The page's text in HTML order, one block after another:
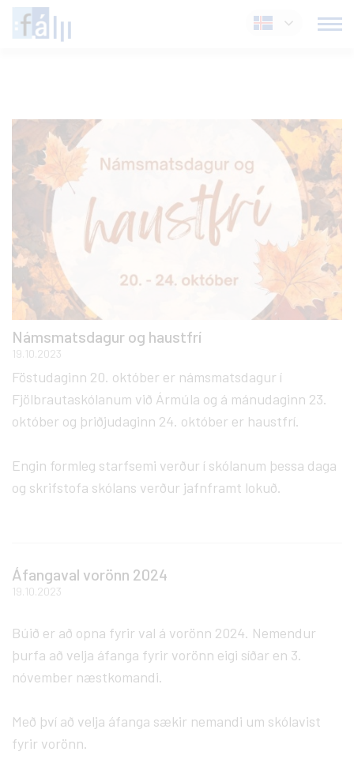
Fara
í
Íslenska
Námsmatsdagur og haustfrí
19.10.2023
Föstudaginn 20. október er námsmatsdagur í
Fjölbrautaskólanum við Ármúla og á mánudaginn 23.
október og þriðjudaginn 24. október er haustfrí.
Engin formleg starfsemi verður í skólanum þessa daga
og skrifstofa skólans verður jafnframt lokuð.
Áfangaval vorönn 2024
19.10.2023
Búið er að opna fyrir val á vorönn 2024. Nemendur
þurfa að velja áfanga fyrir vorönn eigi síðar en 3.
nóvember næstkomandi.
Með því að velja áfanga sækir nemandi um skólavist
fyrir vorönn.